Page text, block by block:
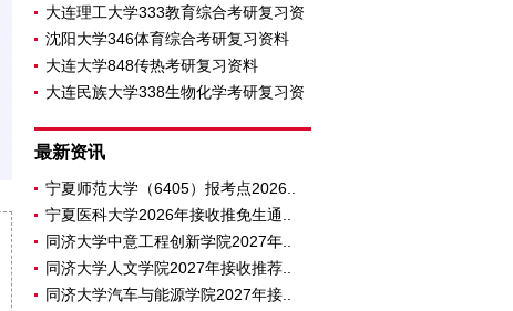
大连理工大学333教育综合考研复习资
沈阳大学346体育综合考研复习资料
大连大学848传热考研复习资料
大连民族大学338生物化学考研复习资
最新资讯
宁夏师范大学（6405）报考点2026..
宁夏医科大学2026年接收推免生通..
同济大学中意工程创新学院2027年..
同济大学人文学院2027年接收推荐..
同济大学汽车与能源学院2027年接..